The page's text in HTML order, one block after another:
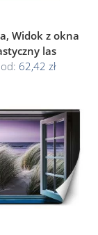
Widok z okna
las
62,42 zł